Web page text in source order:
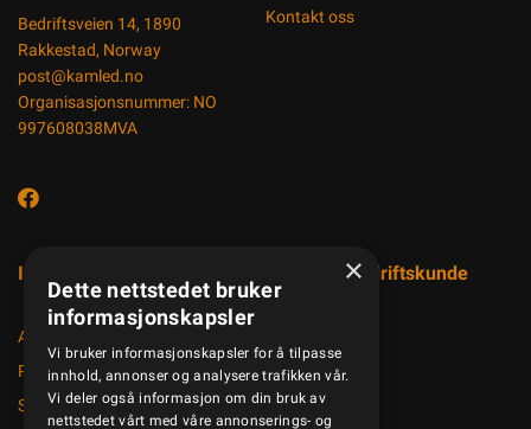
Bedriftsveien 14, 1890
Rakkestad, Norway
post@kamled.no
Organisasjonsnummer: NO
997608038MVA
Kontakt oss
Informasjon
Aktuelt
Produktkatalog
Salgsbetingelser
Registrer bedriftskunde
×
Dette nettstedet bruker
informasjonskapsler
Vi bruker informasjonskapsler for å tilpasse
innhold, annonser og analysere trafikken vår.
Vi deler også informasjon om din bruk av
nettstedet vårt med våre annonserings- og